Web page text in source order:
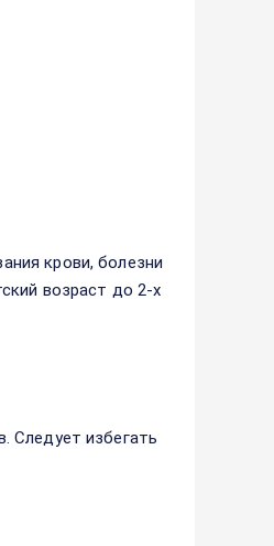
крови, болезни
возраст до 2-х
Следует избегать